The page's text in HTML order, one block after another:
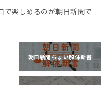
で楽しめるのが朝日新聞で
朝日新聞ちょい解体新書